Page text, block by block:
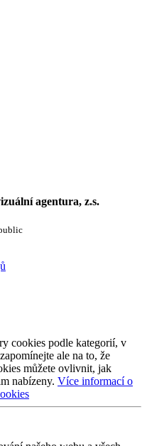
agentura, z.s.
cookies podle kategorií, v
ale na to, že
můžete ovlivnit, jak
nabízeny. Více informací o